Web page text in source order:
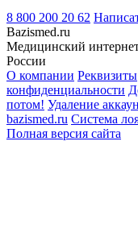
8 800 200 20 62
Bazismed.ru
Медицинский
России
О компании Реквизиты
конфиденциальности
потом! Удаление
bazismed.ru Система
Полная версия сайта